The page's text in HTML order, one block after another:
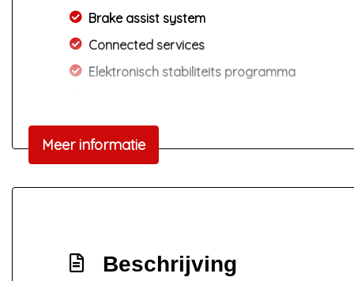
Brake assist system
Connected services
Elektronisch stabiliteits programma
Hoofd airbag(s) achter
Hoofd airbag(s) voor
Rijstrooksensor met correctie
Meer informatie
Beschrijving